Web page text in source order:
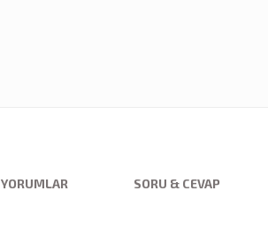
YORUMLAR SORU & CEVAP